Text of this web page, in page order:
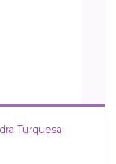
Turquesa